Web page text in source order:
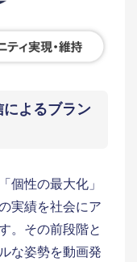
によるブラン
個性の最大化」
実績を社会にア
。その前段階と
な姿勢を動画発